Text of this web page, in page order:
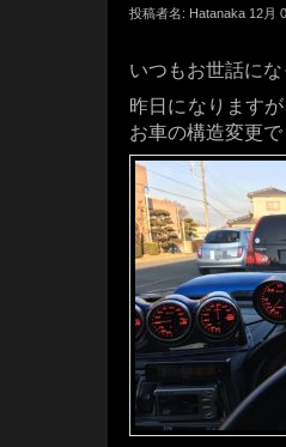
投稿者名: Hatanaka 12月
いつもお世話に
昨日になります
お車の構造変更で